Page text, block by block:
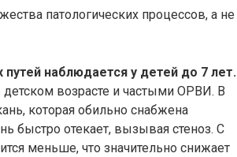
патологических процессов, а не
наблюдается у детей до 7 лет.
детском возрасте и частыми ОРВИ. В
которая обильно снабжена
быстро отекает, вызывая стеноз. С
меньше, что значительно снижает